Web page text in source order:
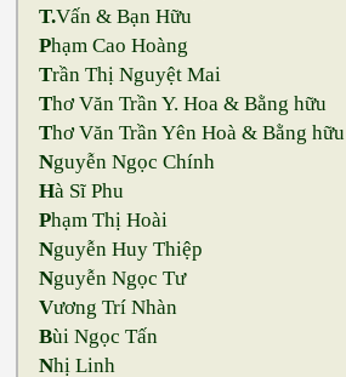
T.Vấn & Bạn Hữu
Phạm Cao Hoàng
Trần Thị Nguyệt Mai
Thơ Văn Trần Y. Hoa & Bằng hữu
Thơ Văn Trần Yên Hoà & Bằng hữu
Nguyễn Ngọc Chính
Hà Sĩ Phu
Phạm Thị Hoài
Nguyễn Huy Thiệp
Nguyễn Ngọc Tư
Vương Trí Nhàn
Bùi Ngọc Tấn
Nhị Linh